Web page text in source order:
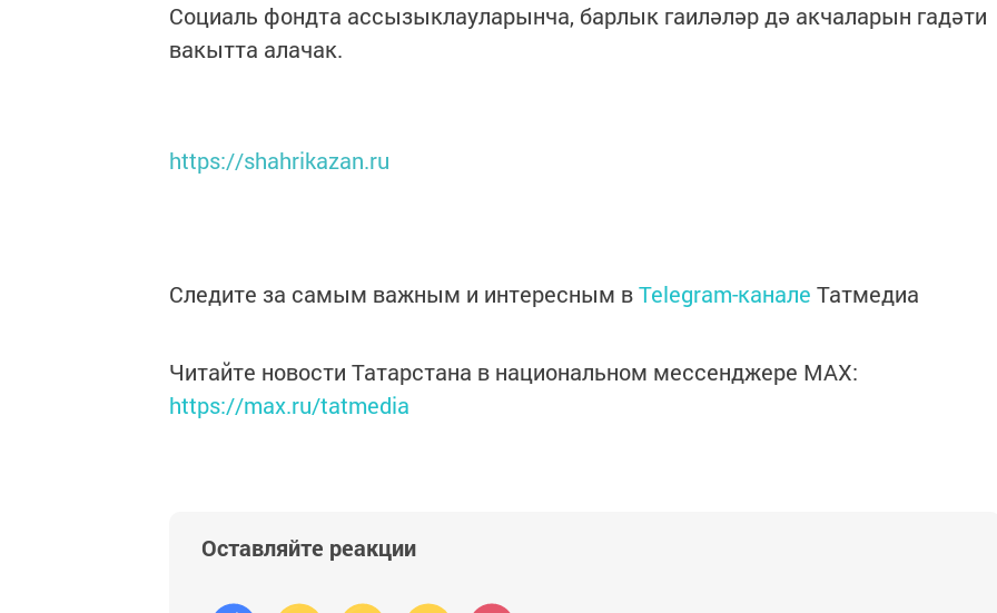
Социаль фондта ассызыклауларынча, барлык гаиләләр дә акчаларын гадәти
вакытта алачак.
https://shahrikazan.ru
Следите за самым важным и интересным вTelegram-канале Татмедиа
Читайте новости Татарстана в национальном мессенджере MАХ:
https://max.ru/tatmedia
Оставляйте реакции